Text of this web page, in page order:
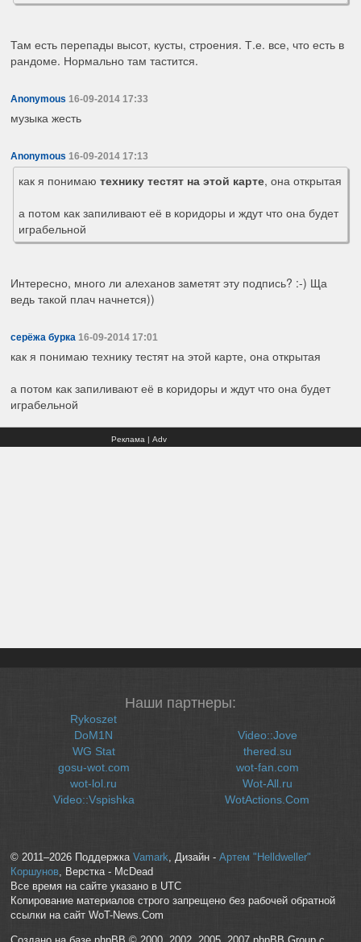
Там есть перепады высот, кусты, строения. Т.е. все, что есть в
рандоме. Нормально там тастится.
Anonymous 16-09-2014 17:33
музыка жесть
Anonymous 16-09-2014 17:13
как я понимаютехнику тестят на этой карте, она открытая
а потом как запиливают её в коридоры и ждут что она будет
играбельной
Интересно, много ли алеханов заметят эту подпись? :-) Ща
ведь такой плач начнется))
серёжа бурка 16-09-2014 17:01
как я понимаю технику тестят на этой карте, она открытая
а потом как запиливают её в коридоры и ждут что она будет
играбельной
Реклама | Adv
Наши партнеры:
Rykoszet
DoM1N
WG Stat
gosu-wot.com
wot-lol.ru
Video::Vspishka
Video::Jove
thered.su
wot-fan.com
Wot-All.ru
WotActions.Com
© 2011–2026 Поддержка Vamark, Дизайн - Артем "Helldweller"
Коршунов, Верстка - McDead
Все время на сайте указано в UTC
Копирование материалов строго запрещено без рабочей обратной
ссылки на сайт WoT-News.Com